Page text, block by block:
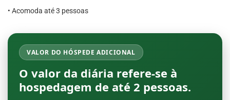
• Acomoda até 3 pessoas
VALOR DO HÓSPEDE ADICIONAL
O valor da diária refere-se à
hospedagem de até 2 pessoas.